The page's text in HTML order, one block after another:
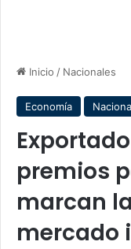
Inicio / Nacionales
Economía
premios
marcan
mercado